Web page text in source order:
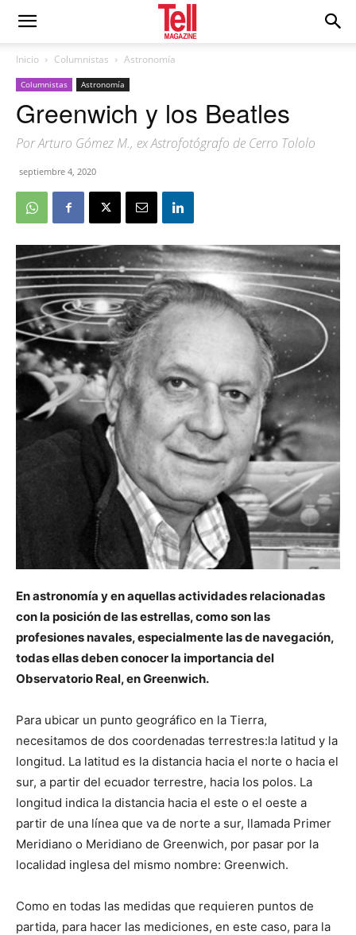
Inicio Columnistas Astronomía
Columnistas Astronomía
Greenwich y los Beatles
Por Arturo Gómez M., ex Astrofotógrafo de Cerro Tololo
septiembre 4, 2020
En astronomía y en aquellas actividades relacionadas
con la posición de las estrellas, como son las
profesiones navales, especialmente las de navegación,
todas ellas deben conocer la importancia del
Observatorio Real, en Greenwich.
Para ubicar un punto geográfico en la Tierra,
necesitamos de dos coordenadas terrestres:la latitud y la
longitud. La latitud es la distancia hacia el norte o hacia el
sur, a partir del ecuador terrestre, hacia los polos. La
longitud indica la distancia hacia el este o el oeste a
partir de una línea que va de norte a sur, llamada Primer
Meridiano o Meridiano de Greenwich, por pasar por la
localidad inglesa del mismo nombre: Greenwich.
Como en todas las medidas que requieren puntos de
partida, para hacer las mediciones, en este caso, para la